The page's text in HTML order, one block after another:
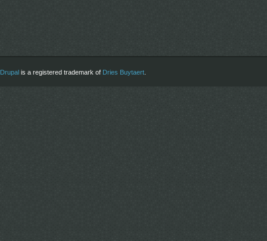
Drupal is a registered trademark of Dries Buytaert